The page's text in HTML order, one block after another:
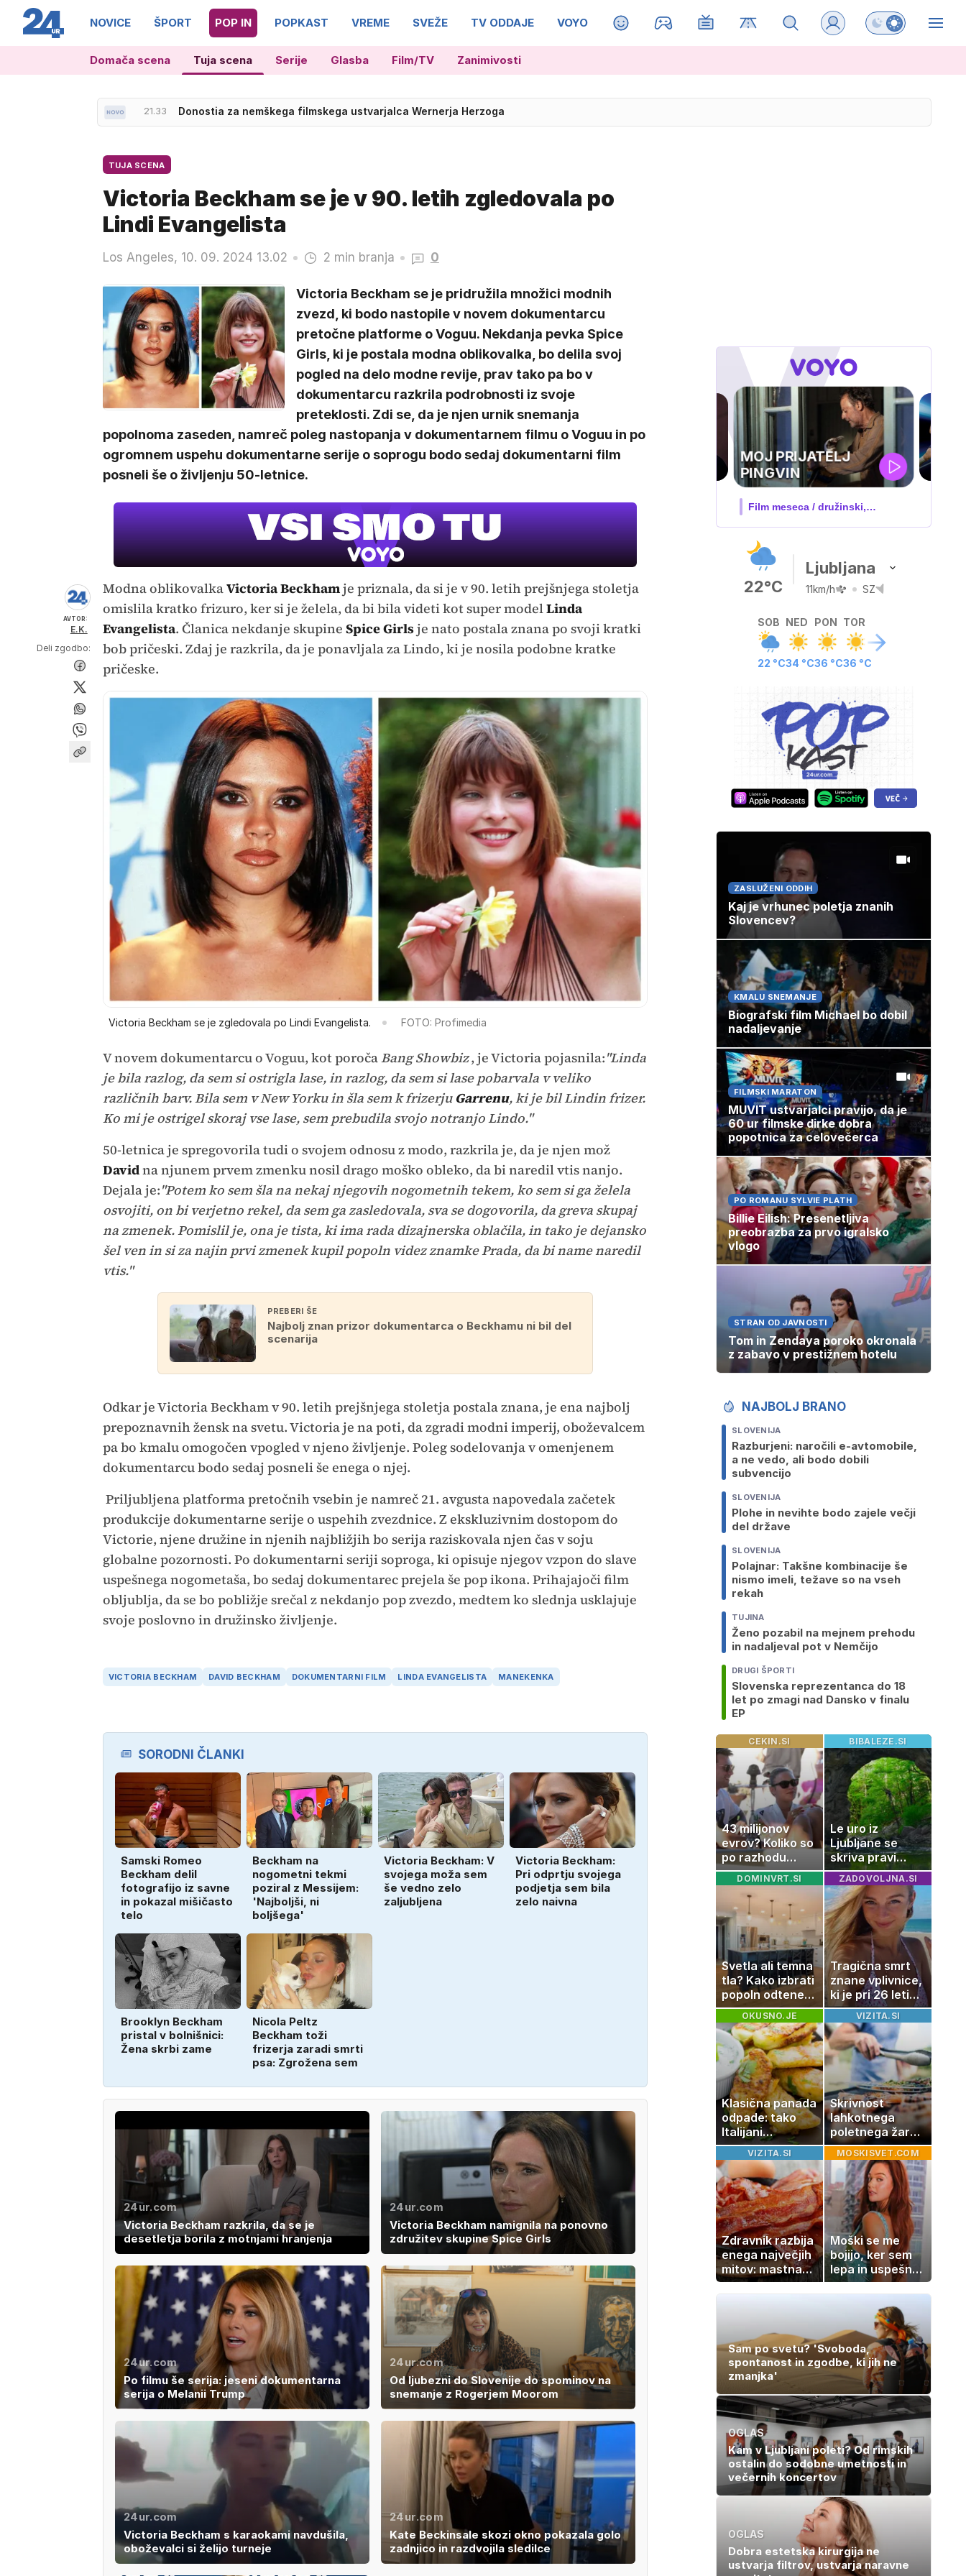
NOVICE ŠPORT POP IN POPKAST VREME SVEŽE TV ODDAJE VOYO MAGAZIN Preklopi barvni
Domača scena Tuja scena Serije Glasba Film/TV Zanimivosti
22.27 Slovenska reprezentanca do 18 let po zmagi nad Dansko v finalu EP
TUJA SCENA
Victoria Beckham se je v 90. letih zgledovala po
Lindi Evangelista
Los Angeles, 10. 09. 2024 13.02 2 min branja 0
Victoria Beckham se je pridružila množici modnih
zvezd, ki bodo nastopile v novem dokumentarcu
pretočne platforme o Voguu. Nekdanja pevka Spice
Girls, ki je postala modna oblikovalka, bo delila svoj
pogled na delo modne revije, prav tako pa bo v
dokumentarcu razkrila podrobnosti iz svoje
preteklosti. Zdi se, da je njen urnik snemanja
popolnoma zaseden, namreč poleg nastopanja v dokumentarnem filmu o Voguu in po
ogromnem uspehu dokumentarne serije o soprogu bodo sedaj dokumentarni film
posneli še o življenju 50-letnice.
AVTOR:
E.K.
Deli zgodbo:
Modna oblikovalkaVictoria Beckhamje priznala, da si je v 90. letih prejšnjega stoletja
omislila kratko frizuro, ker si je želela, da bi bila videti kot super modelLinda
Evangelista. Članica nekdanje skupine Spice Girlsje nato postala znana po svoji kratki
bob pričeski. Zdaj je razkrila, da je ponavljala za Lindo, ki je nosila podobne kratke
pričeske.
Victoria Beckham se je zgledovala po Lindi Evangelista. FOTO: Profimedia
V novem dokumentarcu o Voguu, kot poročaBang Showbiz, je Victoria pojasnila:"Linda
je bila razlog, da sem si ostrigla lase, in razlog, da sem si lase pobarvala v veliko
različnih barv. Bila sem v New Yorku in šla sem k frizerju Garrenu, ki je bil Lindin frizer.
Ko mi je ostrigel skoraj vse lase, sem prebudila svojo notranjo Lindo."
50-letnica je spregovorila tudi o svojem odnosu z modo, razkrila je, da je njen mož
Davidna njunem prvem zmenku nosil drago moško obleko, da bi naredil vtis nanjo.
Dejala je:"Potem ko sem šla na nekaj njegovih nogometnih tekem, ko sem si ga želela
osvojiti, on bi verjetno rekel, da sem ga zasledovala, sva se dogovorila, da greva skupaj
na zmenek. Pomislil je, ona je tista, ki ima rada dizajnerska oblačila, in tako je dejansko
šel ven in si za najin prvi zmenek kupil popoln videz znamke Prada, da bi name naredil
vtis."
PREBERI ŠE
Najbolj znan prizor dokumentarca o Beckhamu ni bil del
scenarija
Odkar je Victoria Beckham v 90. letih prejšnjega stoletja postala znana, je ena najbolj
prepoznavnih žensk na svetu. Victoria je na poti, da zgradi modni imperij, oboževalcem
pa bo kmalu omogočen vpogled v njeno življenje. Poleg sodelovanja v omenjenem
dokumentarcu bodo sedaj posneli še enega o njej.
Priljubljena platforma pretočnih vsebin je namreč 21. avgusta napovedala začetek
produkcije dokumentarne serije o uspehih zvezdnice. Z ekskluzivnim dostopom do
Victorie, njene družine in njenih najbližjih bo serija raziskovala njen čas v soju
globalne pozornosti. Po dokumentarni seriji soproga, ki opisuje njegov vzpon do slave
uspešnega nogometaša, bo sedaj dokumentarec prejela še pop ikona. Prihajajoči film
obljublja, da se bo pobližje srečal z nekdanjo pop zvezdo, medtem ko slednja usklajuje
svoje poslovno in družinsko življenje.
VICTORIA BECKHAM DAVID BECKHAM DOKUMENTARNI FILM LINDA EVANGELISTA MANEKENKA
SORODNI ČLANKI
Samski Romeo
Beckham delil
fotografijo iz savne
in pokazal mišičasto
telo
Beckham na
nogometni tekmi
poziral z Messijem:
'Najboljši, ni
boljšega'
Victoria Beckham: V
svojega moža sem
še vedno zelo
zaljubljena
Victoria Beckham:
Pri odprtju svojega
podjetja sem bila
zelo naivna
Brooklyn Beckham
pristal v bolnišnici:
Žena skrbi zame
Nicola Peltz
Beckham toži
frizerja zaradi smrti
psa: Zgrožena sem
24ur.com
Victoria Beckham razkrila, da se je
desetletja borila z motnjami hranjenja
24ur.com
Victoria Beckham namignila na ponovno
združitev skupine Spice Girls
24ur.com
Po filmu še serija: jeseni dokumentarna
serija o Melanii Trump
24ur.com
Od ljubezni do Slovenije do spominov na
snemanje z Rogerjem Moorom
24ur.com
Victoria Beckham s karaokami navdušila,
oboževalci si želijo turneje
24ur.com
Kate Beckinsale skozi okno pokazala golo
zadnjico in razdvojila sledilce
UEFA
SUPERPOKAL
V živo na VOYO: sreda ob 20.30
22°C
Ljubljana
11km/h SZ
SOB
22 °C
NED
34 °C
PON
36 °C
TOR
36 °C
ZASLUŽENI ODDIH
Kaj je vrhunec poletja znanih
Slovencev?
KMALU SNEMANJE
Biografski film Michael bo dobil
nadaljevanje
FILMSKI MARATON
MUVIT ustvarjalci pravijo, da je
60 ur filmske dirke dobra
popotnica za celovečerca
PO ROMANU SYLVIE PLATH
Billie Eilish: Presenetljiva
preobrazba za prvo igralsko
vlogo
STRAN OD JAVNOSTI
Tom in Zendaya poroko okronala
z zabavo v prestižnem hotelu
NAJBOLJ BRANO
SLOVENIJA
Razburjeni: naročili e-avtomobile,
a ne vedo, ali bodo dobili
subvencijo
SLOVENIJA
Plohe in nevihte bodo zajele večji
del države
SLOVENIJA
Polajnar: Takšne kombinacije še
nismo imeli, težave so na vseh
rekah
TUJINA
Ženo pozabil na mejnem prehodu
in nadaljeval pot v Nemčijo
DRUGI ŠPORTI
Slovenska reprezentanca do 18
let po zmagi nad Dansko v finalu
EP
CEKIN.SI
43 milijonov
evrov? Koliko so
po razhodu
zahtevale ali
prejele
partnerice
športnih
zvezdnikov
BIBALEZE.SI
Le uro iz
Ljubljane se
skriva pravi
naravni čudež:
izlet, ki bo
navdušil otroke
DOMINVRT.SI
Svetla ali temna
tla? Kako izbrati
popoln odtenek
za vaš dom
ZADOVOLJNA.SI
Tragična smrt
znane vplivnice,
ki je pri 26 letih
izgubila boj z
boleznijo
OKUSNO.JE
Klasična panada
odpade: tako
Italijani
pripravijo
slastne ocvrte
bučke
VIZITA.SI
Skrivnost
lahkotnega
poletnega žara,
po katerem ne
boste
potrebovali
popoldanskega
spanca
VIZITA.SI
Zdravnik razbija
enega največjih
mitov: mastna
jetra ne
nastanejo
živila, ki ga
imamo vsi radi
MOSKISVET.COM
Moški se me
bojijo, ker sem
lepa in uspešna:
Misica razkrila,
zakaj je še
vedno samska
Sam po svetu? 'Svoboda,
spontanost in zgodbe, ki jih ne
zmanjka'
OGLAS
Kam v Ljubljani poleti? Od rimskih
ostalin do sodobne umetnosti in
večernih koncertov
OGLAS
Dobra estetska kirurgija ne
ustvarja filtrov, ustvarja naravne